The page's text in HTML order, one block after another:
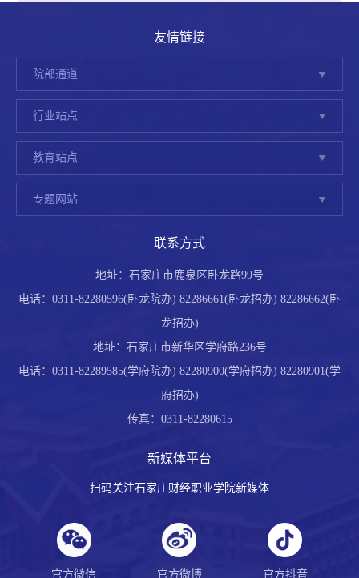
友情链接
院部通道
行业站点
教育站点
专题网站
联系方式
地址：石家庄市鹿泉区卧龙路99号
电话：0311-82280596(卧龙院办) 82286661(卧龙招办) 82286662(卧
龙招办)
地址：石家庄市新华区学府路236号
电话：0311-82289585(学府院办) 82280900(学府招办) 82280901(学
府招办)
传真：0311-82280615
新媒体平台
扫码关注石家庄财经职业学院新媒体
官方微信 官方微博 官方抖音